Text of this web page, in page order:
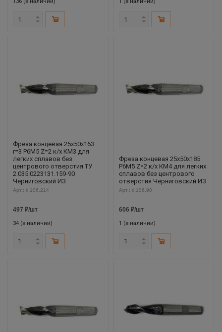
Фреза концевая 25х50х163
r=3 Р6М5 Z=2 к/х КМ3 для
легких сплавов без
центрового отверстия ТУ
2.035.0223131.159-90
Черниговский ИЗ
Арт.: ri.106.214
497 ₽/шт
34 (в наличии)
Фреза концевая 25х50х185
Р6М5 Z=2 к/х КМ4 для легких
сплавов без центрового
отверстия Черниговский ИЗ
Арт.: ri.106.90
606 ₽/шт
1 (в наличии)